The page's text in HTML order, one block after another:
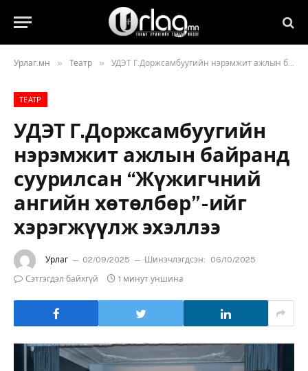
Урлаг.мн » Театр » УДЭТ Г.Доржсамбуугийн нэрэмжит ажлын байранд суурилсан “Жүжигчний ангийн хөтөлбөр”-ийг хэрэгжүүлж эхэллээ
ТЕАТР
УДЭТ Г.Доржсамбуугийн
нэрэмжит ажлын байранд
суурилсан “Жүжигчний
ангийн хөтөлбөр”-ийг
хэрэгжүүлж эхэллээ
Урлаг 02/09/2025 Шинэчлэгдсэн:
06/10/2025
Сэтгэгдэл байхгүй
1 минут уншина